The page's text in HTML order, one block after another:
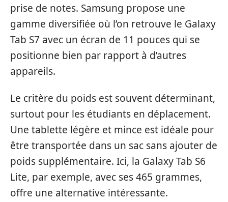
prise de notes. Samsung propose une
gamme diversifiée où l’on retrouve le Galaxy
Tab S7 avec un écran de 11 pouces qui se
positionne bien par rapport à d’autres
appareils.
Le critère du poids est souvent déterminant,
surtout pour les étudiants en déplacement.
Une tablette légère et mince est idéale pour
être transportée dans un sac sans ajouter de
poids supplémentaire. Ici, la Galaxy Tab S6
Lite, par exemple, avec ses 465 grammes,
offre une alternative intéressante.